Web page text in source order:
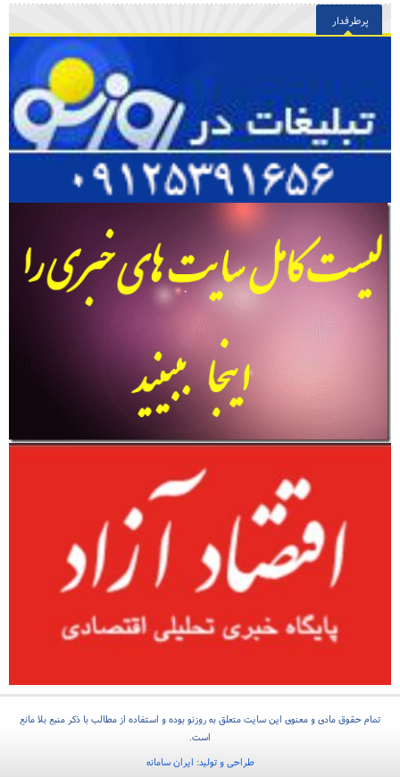
پرطرفدار
تمام حقوق مادی و معنوی این سایت متعلق به روزنو بوده و استفاده از مطالب با ذکر منبع بلا مانع
است.
طراحی و تولید: ایران سامانه